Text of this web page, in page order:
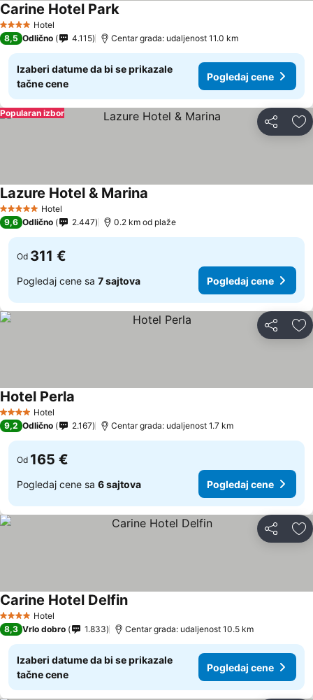
4 ZvezdiceHotel
Carine Hotel ParkPogledaj cene
8,5 Odlično 4.115 Centar grada: udaljenost 11.0 km
Izaberi datume da bi se prikazale
tačne cene
Pogledaj cene
Deli
Popularan izbor
5 ZvezdiceHotel
Lazure Hotel & Marina
9,6 Odlično 2.447 0.2 km od plaže
Od 311 €
Pogledaj cene sa 7 sajtova Pogledaj cene
Deli
4 ZvezdiceHotel
Hotel Perla
9,2 Odlično 2.167 Centar grada: udaljenost 1.7 km
Od 165 €
Pogledaj cene sa 6 sajtova Pogledaj cene
Deli
4 ZvezdiceHotel
Carine Hotel DelfinPogledaj cene
8,3 Vrlo dobro 1.833 Centar grada: udaljenost 10.5 km
Izaberi datume da bi se prikazale
tačne cene
Pogledaj cene